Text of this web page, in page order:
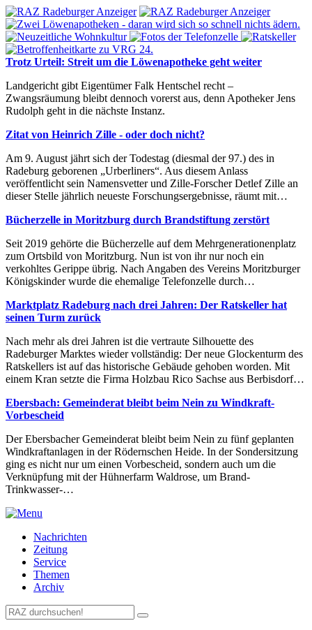
Trotz Urteil: Streit um die Löwenapotheke geht weiter
Landgericht gibt Eigentümer Falk Hentschel recht –
Zwangsräumung bleibt dennoch vorerst aus, denn Apotheker Jens
Rudolph geht in die nächste Instanz.
Zitat von Heinrich Zille - oder doch nicht?
Am 9. August jährt sich der Todestag (diesmal der 97.) des in
Radeburg geborenen „Urberliners“. Aus diesem Anlass
veröffentlicht sein Namensvetter und Zille-Forscher Detlef Zille an
dieser Stelle jährlich neueste Forschungsergebnisse, räumt mit…
Bücherzelle in Moritzburg durch Brandstiftung zerstört
Seit 2019 gehörte die Bücherzelle auf dem Mehrgenerationenplatz
zum Ortsbild von Moritzburg. Nun ist von ihr nur noch ein
verkohltes Gerippe übrig. Nach Angaben des Vereins Moritzburger
Königskinder wurde die ehemalige Telefonzelle durch…
Marktplatz Radeburg nach drei Jahren: Der Ratskeller hat
seinen Turm zurück
Nach mehr als drei Jahren ist die vertraute Silhouette des
Radeburger Marktes wieder vollständig: Der neue Glockenturm des
Ratskellers ist auf das historische Gebäude gehoben worden. Mit
einem Kran setzte die Firma Holzbau Rico Sachse aus Berbisdorf…
Ebersbach: Gemeinderat bleibt beim Nein zu Windkraft-
Vorbescheid
Der Ebersbacher Gemeinderat bleibt beim Nein zu fünf geplanten
Windkraftanlagen in der Rödernschen Heide. In der Sondersitzung
ging es nicht nur um einen Vorbescheid, sondern auch um die
Verknüpfung mit der Hühnerfarm Waldrose, um Brand-
Trinkwasser-…
Nachrichten
Zeitung
Service
Themen
Archiv